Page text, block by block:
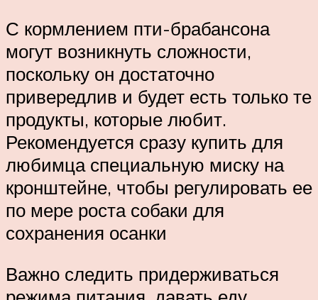
С кормлением пти-брабансона
могут возникнуть сложности,
поскольку он достаточно
привередлив и будет есть только те
продукты, которые любит.
Рекомендуется сразу купить для
любимца специальную миску на
кронштейне, чтобы регулировать ее
по мере роста собаки для
сохранения осанки
Важно следить придерживаться